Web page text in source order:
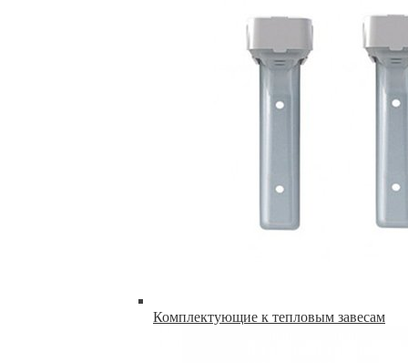
Комплектующие к тепловым завесам